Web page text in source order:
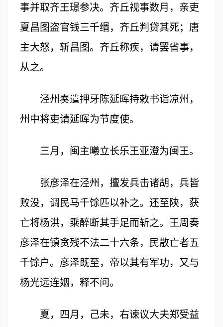
事并取齐王璟参决。齐丘视事数月，亲吏
夏昌图盗官钱三千缗，齐丘判贷其死；唐
主大怒，斩昌图。齐丘称疾，请罢省事，
从之。
泾州奏遣押牙陈延晖持敕书诣凉州，
州中将吏请延晖为节度使。
三月，闽主曦立长乐王亚澄为闽王。
张彦泽在泾州，擅发兵击诸胡，兵皆
败没，调民马千馀匹以补之。还至陕，获
亡将杨洪，乘醉断其手足而斩之。王周奏
彦泽在镇贪残不法二十六条，民散亡者五
千馀户。彦泽既至，帝以其有军功，又与
杨光远连姻，释不问。
夏，四月，己未，右谏议大夫郑受益